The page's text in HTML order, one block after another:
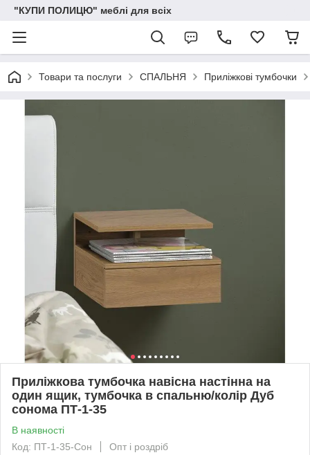
"КУПИ ПОЛИЦЮ" меблі для всіх
Товари та послуги СПАЛЬНЯ Приліжкові тумбочки
Приліжкова тумбочка навісна настінна на
один ящик, тумбочка в спальню/колір Дуб
сонома ПТ-1-35
В наявності
Код: ПТ-1-35-Сон
Опт і роздріб